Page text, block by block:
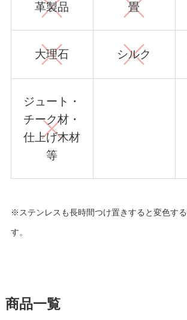
革製品 畳
大理石 シルク
ジュート・
チーク材・
仕上げ木材
等
※ステンレスも長時間つけ置きすると変色す
す。
商品一覧